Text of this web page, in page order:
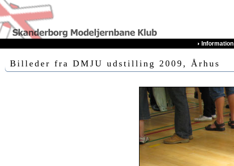
Information
Billeder fra DMJU udstilling 2009, Århus